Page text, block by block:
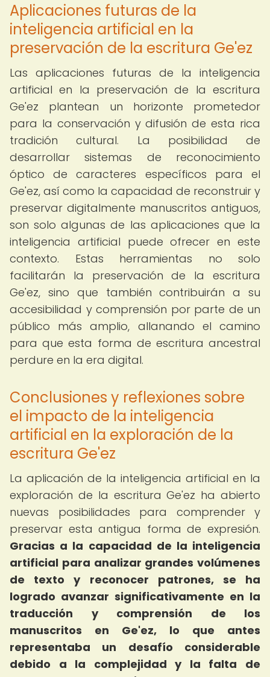
Aplicaciones futuras de la
inteligencia artificial en la
preservación de la escritura Ge'ez
Las aplicaciones futuras de la inteligencia
artificial en la preservación de la escritura
Ge'ez plantean un horizonte prometedor
para la conservación y difusión de esta rica
tradición cultural. La posibilidad de
desarrollar sistemas de reconocimiento
óptico de caracteres específicos para el
Ge'ez, así como la capacidad de reconstruir y
preservar digitalmente manuscritos antiguos,
son solo algunas de las aplicaciones que la
inteligencia artificial puede ofrecer en este
contexto. Estas herramientas no solo
facilitarán la preservación de la escritura
Ge'ez, sino que también contribuirán a su
accesibilidad y comprensión por parte de un
público más amplio, allanando el camino
para que esta forma de escritura ancestral
perdure en la era digital.
Conclusiones y reflexiones sobre
el impacto de la inteligencia
artificial en la exploración de la
escritura Ge'ez
La aplicación de la inteligencia artificial en la
exploración de la escritura Ge'ez ha abierto
nuevas posibilidades para comprender y
preservar esta antigua forma de expresión.
Gracias a la capacidad de la inteligencia
artificial para analizar grandes volúmenes
de texto y reconocer patrones, se ha
logrado avanzar significativamente en la
traducción y comprensión de los
manuscritos en Ge'ez, lo que antes
representaba un desafío considerable
debido a la complejidad y la falta de